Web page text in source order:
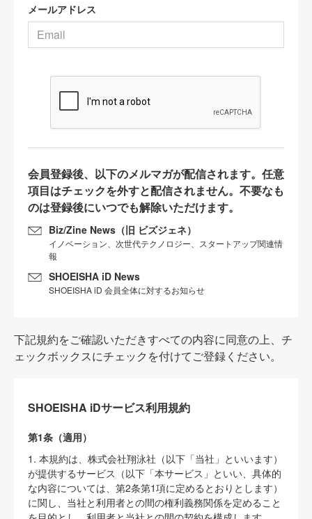
メールアドレス
会員登録後、以下のメルマガが配信されます。任意
項目はチェックを外すと配信されません。不要なも
のは登録後にいつでも解除いただけます。
Biz/Zine News（旧 ビズジェネ）
イノベーション、次世代テクノロジー、スタートアップ関連情
報
SHOEISHA iD News
SHOEISHA iD 会員全体に対するお知らせ
下記規約をご確認いただきすべての内容に同意の上、チ
ェックボックスにチェックを付けてご登録ください。
SHOEISHA iDサービス利用規約
第1条（適用）
1. 本規約は、株式会社翔泳社（以下「当社」といいます）
が提供するサービス（以下「本サービス」といい、具体的
な内容については、第2条第1項に定めるとおりとします）
に関し、当社と利用者との間の権利義務関係を定めること